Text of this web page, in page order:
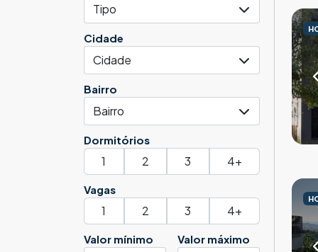
Tipo
Cidade
Cidade
Bairro
Bairro
Dormitórios
1 2 3 4+
Vagas
1 2 3 4+
Valor mínimo Valor máximo